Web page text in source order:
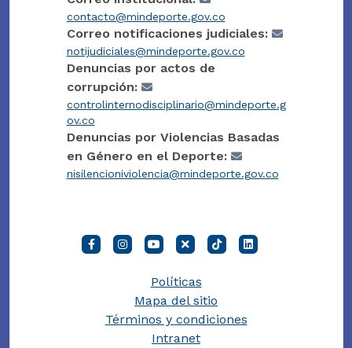
contacto@mindeporte.gov.co
Correo notificaciones judiciales:
notijudiciales@mindeporte.gov.co
Denuncias por actos de
corrupción:
controlinternodisciplinario@mindeporte.g
ov.co
Denuncias por Violencias Basadas
en Género en el Deporte:
nisilencioniviolencia@mindeporte.gov.co
Políticas
Mapa del sitio
Términos y condiciones
Intranet